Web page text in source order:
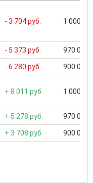
- 3 704 руб. 1 000
- 5 373 руб. 970 000
- 6 280 руб. 900 000
+ 8 011 руб. 1 000
+ 5 278 руб. 970 000
+ 3 708 руб. 900 000